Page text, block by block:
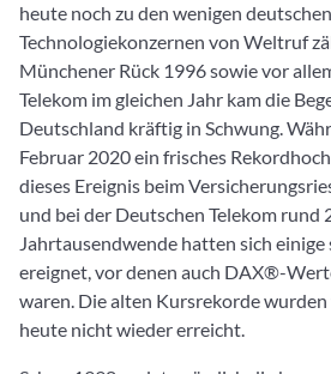
heute noch zu den wenigen deutschen
Technologiekonzernen von Weltruf
Münchener Rück 1996 sowie vor
Telekom im gleichen Jahr kam die
Deutschland kräftig in Schwung.
Februar 2020 ein frisches
dieses Ereignis beim
und bei der Deutschen Telekom rund
Jahrtausendwende hatten sich einige
ereignet, vor denen auch DAX®-
waren. Die alten Kursrekorde
heute nicht wieder erreicht.